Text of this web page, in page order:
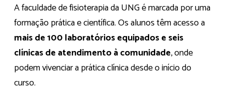
A faculdade de fisioterapia da UNG é marcada por uma
formação prática e científica. Os alunos têm acesso a
mais de 100 laboratórios equipados e seis
clínicas de atendimento à comunidade, onde
podem vivenciar a prática clínica desde o início do
curso.